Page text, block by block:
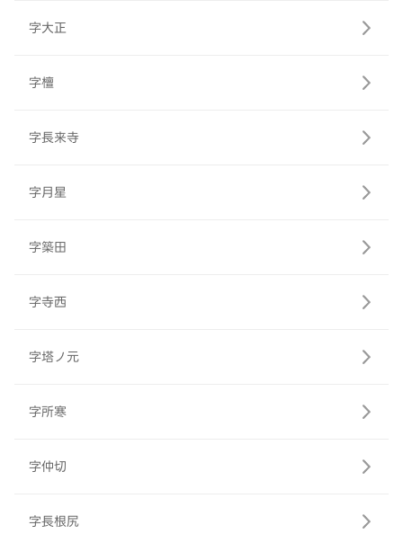
字大正
字檀
字長来寺
字月星
字築田
字寺西
字塔ノ元
字所寒
字仲切
字長根尻